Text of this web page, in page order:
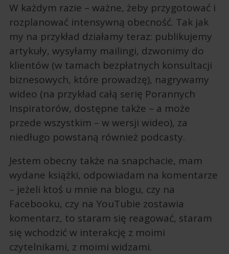
W każdym razie – ważne, żeby przygotować i
rozplanować intensywną obecność. Tak jak
my na przykład działamy teraz: publikujemy
artykuły, wysyłamy mailingi, dzwonimy do
klientów (w tamach bezpłatnych konsultacji
biznesowych, które prowadzę), nagrywamy
wideo (na przykład całą serię Porannych
Inspiratorów, dostępne także – a może
przede wszystkim – w wersji wideo), za
niedługo powstaną również podcasty.
Jestem obecny także na snapchacie, mam
wydane książki, odpowiadam na komentarze
– jeżeli ktoś u mnie na blogu, czy na
Facebooku, czy na YouTubie zostawia
komentarz, to staram się reagować, staram
się wchodzić w interakcję z moimi
czytelnikami, z moimi widzami.